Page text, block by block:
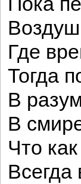
Где
Тогда
В
В
Что